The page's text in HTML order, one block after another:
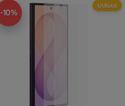
-10%
Uutuus